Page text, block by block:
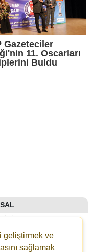
Gazeteciler
11. Oscarları
Buldu
İLKELERI
geliştirmek ve
sağlamak